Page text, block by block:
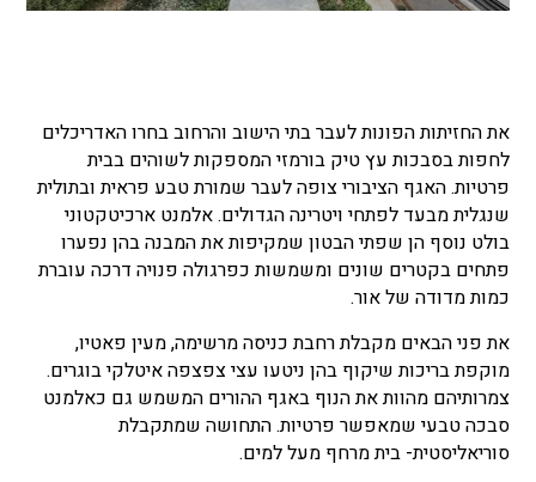
את החזיתות הפונות לעבר בתי הישוב והרחוב בחרו האדריכלים
לחפות בסבכות עץ טיק בורמזי המספקות לשוהים בבית
פרטיות. האגף הציבורי צופה לעבר שמורת טבע פראית ובתולית
שנגלית מבעד לפתחי ויטרינה הגדולים. אלמנט ארכיטקטוני
בולט נוסף הן שפתי הבטון שמקיפות את המבנה בהן נפערו
פתחים בקטרים שונים ומשמשות כפרגולה פנויה דרכה עוברת
כמות מדודה של אור.
את פני הבאים מקבלת רחבת כניסה מרשימה, מעין פאטיו,
מוקפת בריכות שיקוף בהן ניטעו עצי צפצפה איטלקי בוגרים.
צמרותיהם מהוות את הנוף באגף ההורים המשמש גם כאלמנט
סבכה טבעי שמאפשר פרטיות. התחושה שמתקבלת
סוריאליסטית- בית מרחף מעל למים.